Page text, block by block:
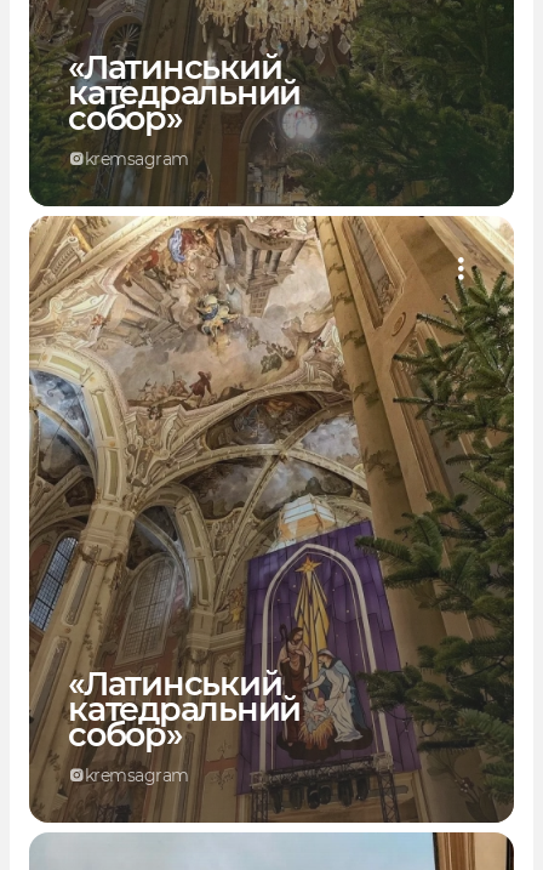
«Латинський
катедральний
собор»
kremsagram
«Латинський
катедральний
собор»
kremsagram